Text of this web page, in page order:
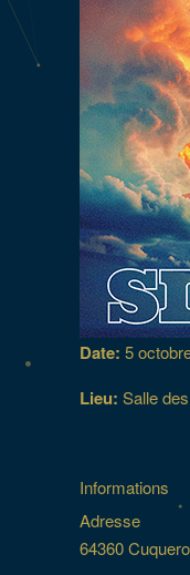
Date: 5
Lieu: Salle
Informations
Adresse
64360